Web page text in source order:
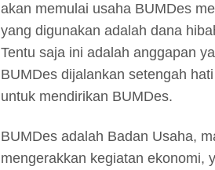
akan memulai usaha BUMDes
yang digunakan adalah dana
Tentu saja ini adalah anggapan
BUMDes dijalankan setengah
untuk mendirikan BUMDes.
BUMDes adalah Badan Usaha,
mengerakkan kegiatan ekonomi,